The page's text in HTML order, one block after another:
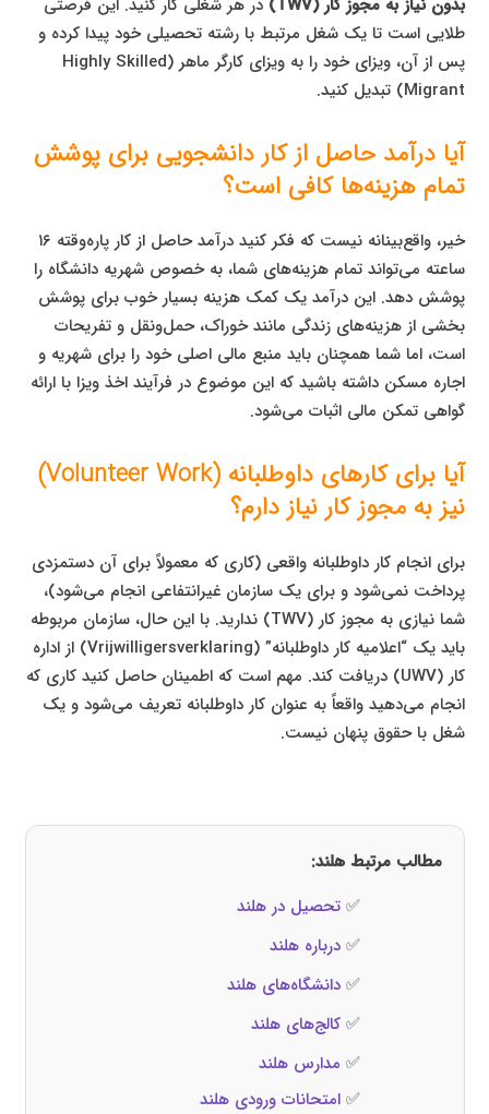
طلایی است تا یک شغل مرتبط با رشته تحصیلی خود پیدا کرده و
پس از آن، ویزای خود را به ویزای کارگر ماهر (Highly Skilled
Migrant) تبدیل کنید.
آیا درآمد حاصل از کار دانشجویی برای پوشش
تمام هزینه‌ها کافی است؟
خیر، واقع‌بینانه نیست که فکر کنید درآمد حاصل از کار پاره‌وقته ۱۶
ساعته می‌تواند تمام هزینه‌های شما، به خصوص شهریه دانشگاه را
پوشش دهد. این درآمد یک کمک هزینه بسیار خوب برای پوشش
بخشی از هزینه‌های زندگی مانند خوراک، حمل‌ونقل و تفریحات
است، اما شما همچنان باید منبع مالی اصلی خود را برای شهریه و
اجاره مسکن داشته باشید که این موضوع در فرآیند اخذ ویزا با ارائه
گواهی تمکن مالی اثبات می‌شود.
آیا برای کارهای داوطلبانه (Volunteer Work)
نیز به مجوز کار نیاز دارم؟
برای انجام کار داوطلبانه واقعی (کاری که معمولاً برای آن دستمزدی
پرداخت نمی‌شود و برای یک سازمان غیرانتفاعی انجام می‌شود)،
شما نیازی به مجوز کار (TWV) ندارید. با این حال، سازمان مربوطه
باید یک “اعلامیه کار داوطلبانه” (Vrijwilligersverklaring) از اداره
کار (UWV) دریافت کند. مهم است که اطمینان حاصل کنید کاری که
انجام می‌دهید واقعاً به عنوان کار داوطلبانه تعریف می‌شود و یک
شغل با حقوق پنهان نیست.
مطالب مرتبط هلند:
✅تحصیل در هلند
✅درباره هلند
✅دانشگاه‌های هلند
✅کالج‌های هلند
✅ مدارس هلند
✅امتحانات ورودی هلند